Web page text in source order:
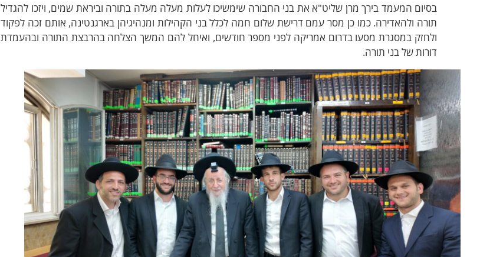
בסיום המעמד בירך מרן שליט"א את בני החבורה שימשיכו לעלות מעלה מעלה בתורה וביראת שמים, ויזכו להגדיל
תורה ולהאדירה. כמו כן מסר עמם דרישת שלום חמה לכלל בני הקהילות ומנהיגיהן בארגנטינה, אותם זכה לפקוד
ולחזק במסגרת מסעו בדרום אמריקה לפני מספר חודשים, ואיחל להם המשך הצלחה בהרבצת התורה ובהעמדת
דורות של בני תורה.